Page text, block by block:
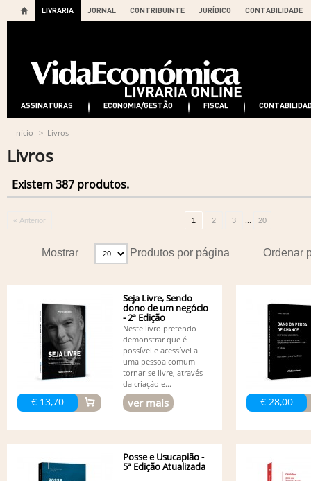
LIVRARIA JORNAL CONTRIBUINTE JURÍDICO CONTABILIDADE
ASSINATURAS ECONOMIA/GESTÃO FISCAL
Início > Livros
Livros
Existem 387 produtos.
« Anterior 1 2 3 ... 20
Ordenar
Mostrar Produtos por página
€ 13,70
Seja Livre, Sendo
dono de um negócio
- 2ª Edição
Neste livro pretendo
demonstrar que é
possível e acessível a
uma pessoa comum
tornar-se livre, através
da criação e...
ver mais € 28,00
Posse e Usucapião -
5ª Edição Atualizada